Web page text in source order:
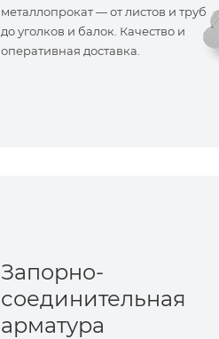
металлопрокат — от листов и труб
до уголков и балок. Качество и
оперативная доставка.
Запорно-
соединительная
арматура